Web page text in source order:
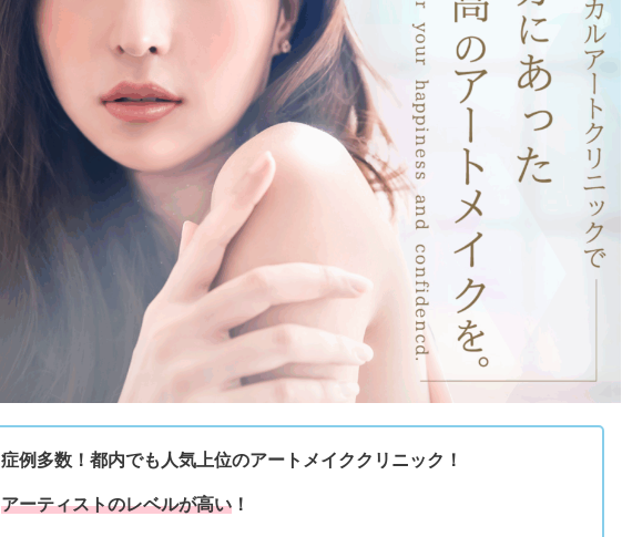
症例多数 ！都内でも 人気上位のアートメイククリニック ！
アーティストのレベルが高い ！